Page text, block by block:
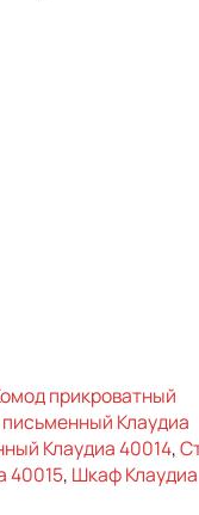
прикроватный
Клаудиа
Клаудиа 40014,
40015, Шкаф Клаудиа